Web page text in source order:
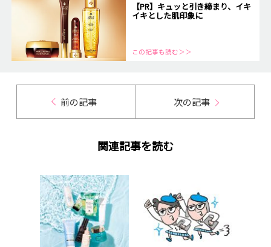
【PR】キュッと引き締まり、イキ
イキとした肌印象に
この記事も読む＞＞
前の記事 次の記事
関連記事を読む